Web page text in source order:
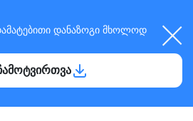
დანაზოგი მხოლოდ